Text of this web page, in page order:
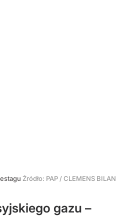
Źródło: PAP /CLEMENS BILAN
gazu –